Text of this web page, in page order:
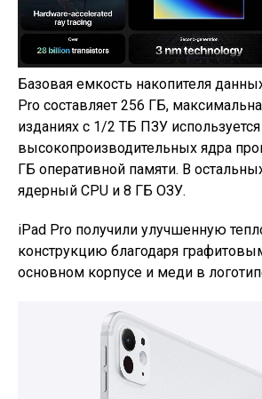
Базовая емкость накопителя
Pro составляет 256 ГБ,
изданиях с 1/2 ТБ ПЗУ
высокопроизводительных ядра
ГБ оперативной памяти. В
ядерный CPU и 8 ГБ ОЗУ.
iPad Pro получили улучшенную
конструкцию благодаря
основном корпусе и меди в